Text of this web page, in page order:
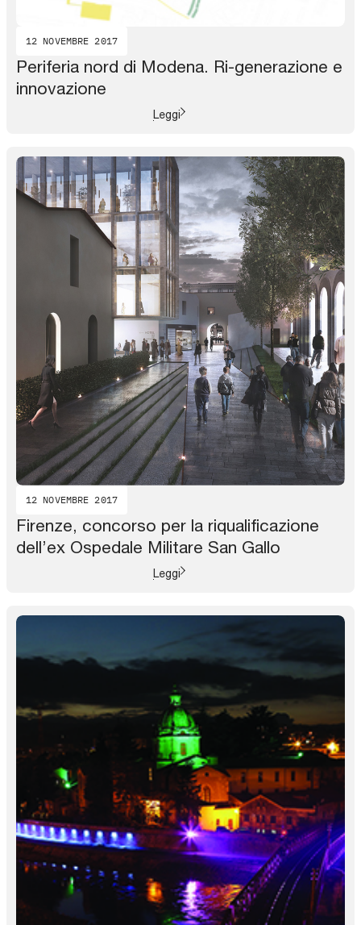
12 NOVEMBRE 2017
Periferia nord di Modena. Ri-generazione e
innovazione
Leggi
12 NOVEMBRE 2017
Firenze, concorso per la riqualificazione
dell’ex Ospedale Militare San Gallo
Leggi